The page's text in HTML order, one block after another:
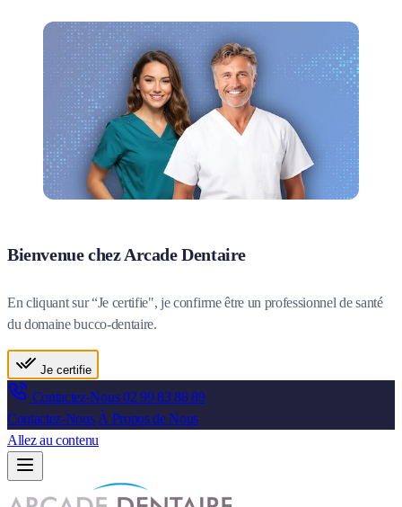
Bienvenue chez Arcade Dentaire
En cliquant sur “Je certifie", je confirme être un professionnel de santé
du domaine bucco-dentaire.
Je certifie
Contactez-Nous02 99 83 88 89
Contactez-Nous À Propos de Nous
Allez au contenu